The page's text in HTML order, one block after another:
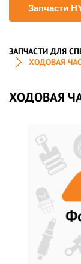
Запчасти
ЗАПЧАСТИ ДЛЯ
ХОДОВАЯ
ХОДОВАЯ